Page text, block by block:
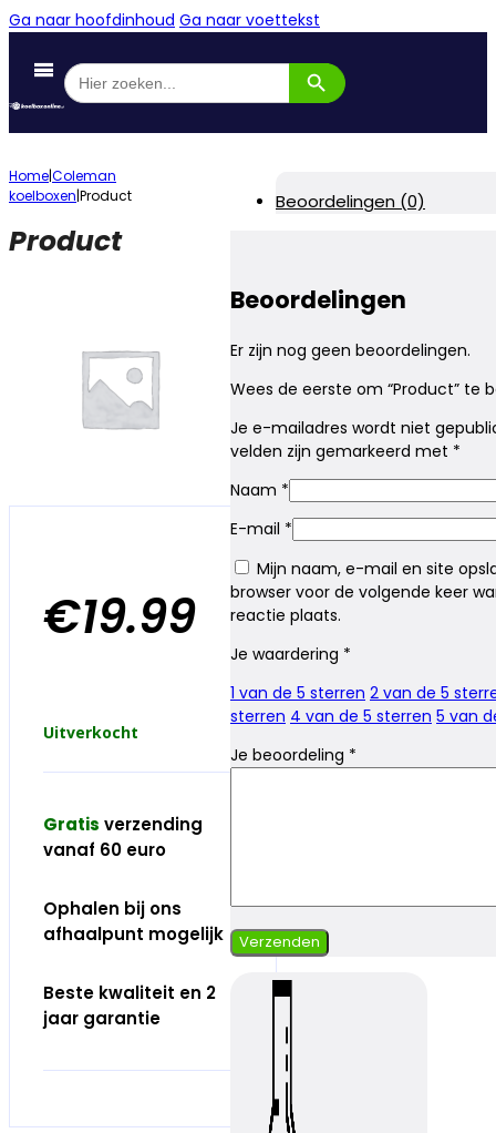
Ga naar hoofdinhoud Ga naar voettekst
Zoek
naar:
Zoekknop
Home|Coleman
koelboxen|Product
Product
€19.99
Uitverkocht
Gratis verzending
vanaf 60 euro
Ophalen bij ons
afhaalpunt mogelijk
Beste kwaliteit en 2
jaar garantie
Beoordelingen (0)
Beoordelingen
Er zijn nog geen beoordelingen.
Wees de eerste om “Product” te
Je e-mailadres wordt niet
velden zijn gemarkeerd met *
Naam *
E-mail *
Mijn naam, e-mail en site
browser voor de volgende keer
reactie plaats.
Je waardering *
1 van de 5 sterren 2 van de 5
sterren 4 van de 5 sterren 5 van
Je beoordeling *